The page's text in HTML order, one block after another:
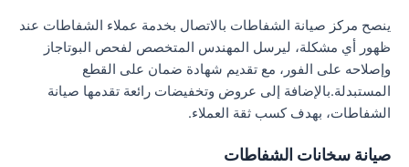
ينصح مركز صيانة الشفاطات بالاتصال بخدمة عملاء الشفاطات عند
ظهور أي مشكلة، ليرسل المهندس المتخصص لفحص البوتاجاز
وإصلاحه على الفور، مع تقديم شهادة ضمان على القطع
المستبدلة.بالإضافة إلى عروض وتخفيضات رائعة تقدمها صيانة
الشفاطات، بهدف كسب ثقة العملاء.
صيانة سخانات الشفاطات